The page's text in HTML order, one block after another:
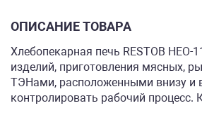
ОПИСАНИЕ ТОВАРА
Хлебопекарная печь RESTOB
изделий, приготовления мясных,
ТЭНами, расположенными внизу и
контролировать рабочий процесс.